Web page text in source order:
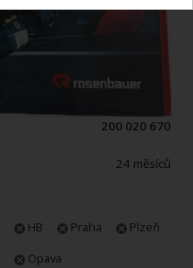
200 020 670
24 měsíců
HB Praha
Plzeň
Opava